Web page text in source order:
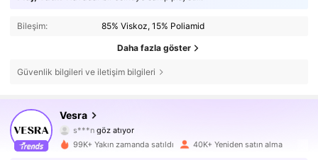
Bileşim: 85% Viskoz, 15% Poliamid
Daha fazla göster
Güvenlik bilgileri ve iletişim bilgileri
Vesra
göz atıyor
4,72
116K Takipçiler
99K+ Yakın zamanda satıldı 40K+ Yeniden satın alma